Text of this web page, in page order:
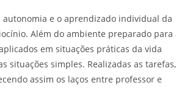
e o aprendizado individual da
Além do ambiente preparado para
em situações práticas da vida
situações simples. Realizadas as tarefas,
assim os laços entre professor e